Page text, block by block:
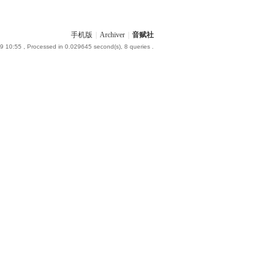
手机版 Archiver 音赋社
10:55 , Processed in 0.029645 second(s), 8 queries .